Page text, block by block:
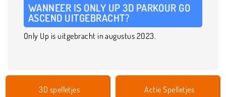
WANNEER IS ONLY UP 3D PARKOUR GO
ASCEND UITGEBRACHT?
Only Up is uitgebracht in augustus 2023.
3D spelletjes Actie Spelletjes